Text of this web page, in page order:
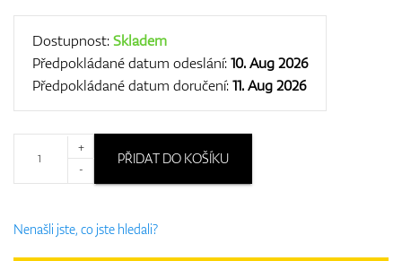
Dostupnost:Skladem
Předpokládané datum odeslání:10. Aug 2026
Předpokládané datum doručení:11. Aug 2026
+
-
PŘIDAT DO KOŠÍKU
Nenašli jste, co jste hledali?